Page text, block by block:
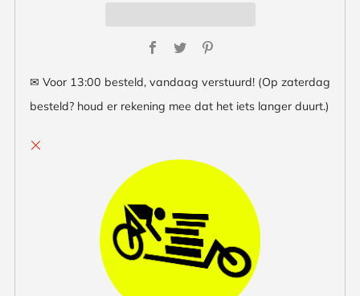
Facebook
Twitter
✉ Voor 13:00 besteld, vandaag verstuurd! (Op zaterdag
besteld? houd er rekening mee dat het iets langer duurt.)